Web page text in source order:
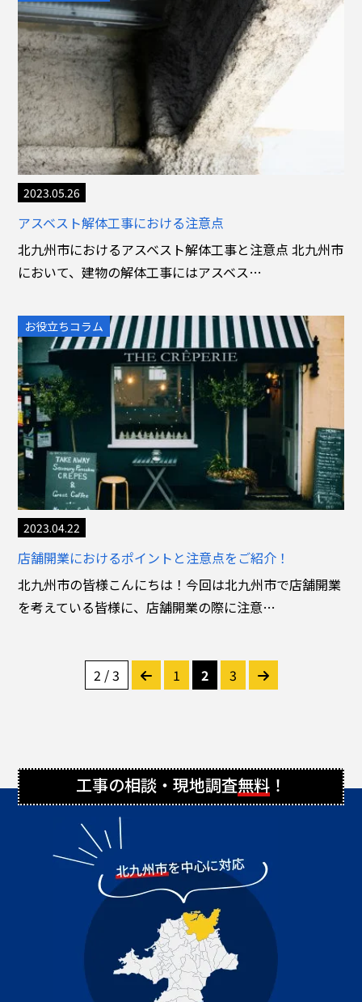
2023.05.26
アスベスト解体工事における注意点
北九州市におけるアスベスト解体工事と注意点 北九州市
において、建物の解体工事にはアスベス…
お役立ちコラム
2023.04.22
店舗開業におけるポイントと注意点をご紹介！
北九州市の皆様こんにちは！今回は北九州市で店舗開業
を考えている皆様に、店舗開業の際に注意…
2 / 3 1 2 3
工事の相談・現地調査無料 ！